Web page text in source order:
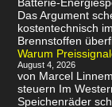
Das Argument
kostentechnisch
Brennstoffen
Warum
August 4, 2026
von Marcel
steuern Im
Speichenräder